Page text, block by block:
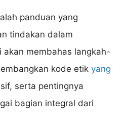
panduan yang
tindakan dalam
akan membahas langkah-
kode etik yang
serta pentingnya
bagian integral dari